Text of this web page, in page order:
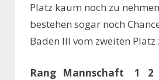
Platz kaum noch zu
bestehen sogar noch
Baden III vom zweiten
Rang Mannschaft 1 2